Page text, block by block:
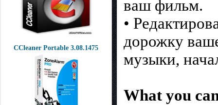
CCleaner Portable 3.08.1475
ваш фильм.
•
дорожку
музыки,
What you